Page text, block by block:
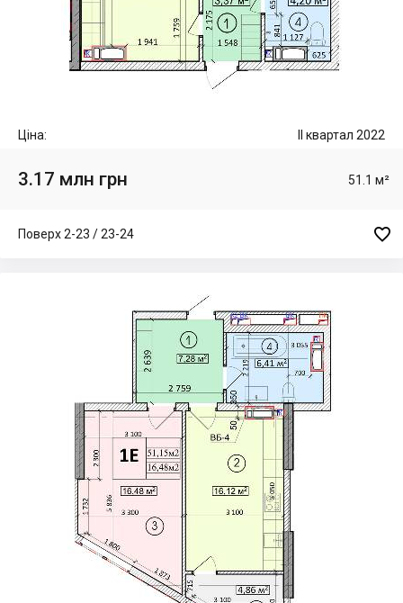
Ціна: II квартал 2022
3.17 млн грн 51.1 м²
Поверх 2-23 / 23-24 